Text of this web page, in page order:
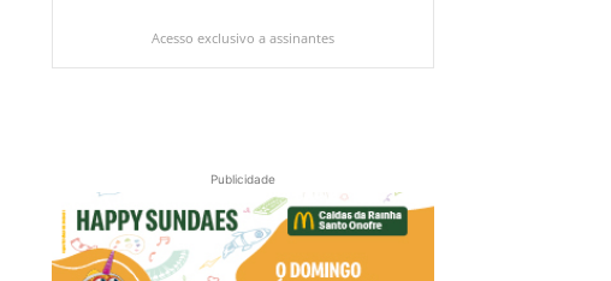
Acesso exclusivo a assinantes
Publicidade